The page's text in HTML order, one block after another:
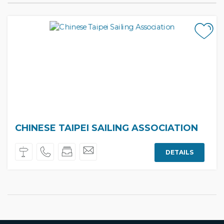
CHINESE TAIPEI SAILING ASSOCIATION
DETAILS